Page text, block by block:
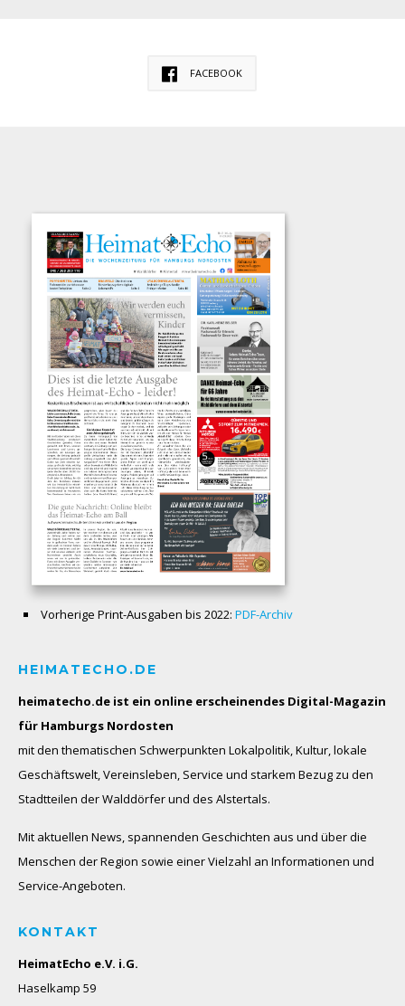
FACEBOOK
Vorherige Print-Ausgaben bis 2022: PDF-Archiv
HEIMATECHO.DE
heimatecho.de ist ein online erscheinendes Digital-Magazin
für Hamburgs Nordosten
mit den thematischen Schwerpunkten Lokalpolitik, Kultur, lokale
Geschäftswelt, Vereinsleben, Service und starkem Bezug zu den
Stadtteilen der Walddörfer und des Alstertals.
Mit aktuellen News, spannenden Geschichten aus und über die
Menschen der Region sowie einer Vielzahl an Informationen und
Service-Angeboten.
KONTAKT
HeimatEcho e.V. i.G.
Haselkamp 59